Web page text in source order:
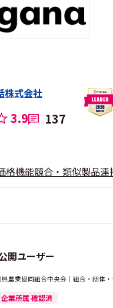
株式会社
3.9 137
格機能競合・類似製品連
開ユーザー
県農業協同組合中央会｜組合・団体
企業所属 確認済